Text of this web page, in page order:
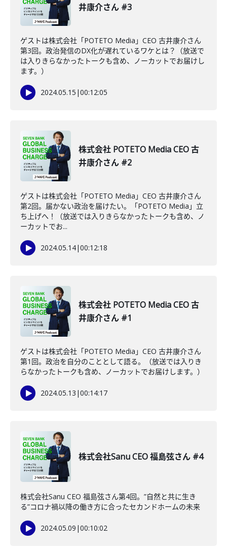
井康介さん #3
ゲストは株式会社「POTETO Media」CEO 古井康介さん
第3回。政治発信のDX化が遅れているワケとは？（放送で
は入りきらなかったトークも含め、ノーカットでお届けし
ます。）
2024.05.15 |00:12:05
株式会社 POTETO Media CEO 古
井康介さん #2
ゲストは株式会社「POTETO Media」CEO 古井康介さん
第2回。届かない政治を届けたい。「POTETO Media」立
ち上げへ！（放送では入りきらなかったトークも含め、ノ
ーカットでお...
2024.05.14|00:12:18
株式会社 POTETO Media CEO 古
井康介さん #1
ゲストは株式会社「POTETO Media」CEO 古井康介さん
第1回。政治を自分のこととして語る。（放送では入りき
らなかったトークも含め、ノーカットでお届けします。）
2024.05.13 |00:14:17
株式会社Sanu CEO 福島弦さん #4
株式会社Sanu CEO 福島弦さん第4回。”自然と共に生き
る”コロナ禍以降の働き方に合ったセカンドホームの未来
2024.05.09 |00:10:02